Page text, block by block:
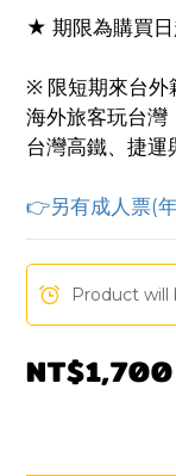
★ 期限為購買
※ 限短期來台
海外旅客玩台灣
台灣高鐵、捷運
👉另有成人票(
Product will
NT$1,700